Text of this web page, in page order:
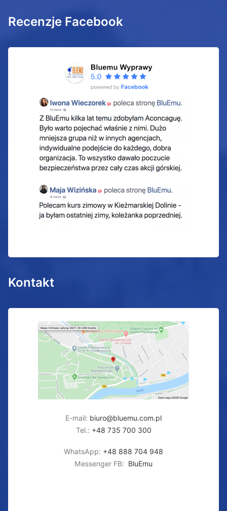
Recenzje Facebook
Kontakt
E-mail: biuro@bluemu.com.pl
Tel.: +48 735 700 300
WhatsApp: +48 888 704 948
Messenger FB: BluEmu